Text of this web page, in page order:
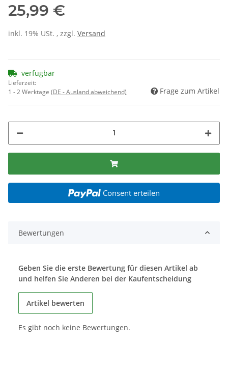
25,99 €
inkl. 19% USt. , zzgl. Versand
verfügbar
Lieferzeit:
1 - 2 Werktage (DE - Ausland abweichend) Frage zum Artikel
Consent erteilen
Bewertungen
Geben Sie die erste Bewertung für diesen Artikel ab
und helfen Sie Anderen bei der Kaufentscheidung
Artikel bewerten
Es gibt noch keine Bewertungen.